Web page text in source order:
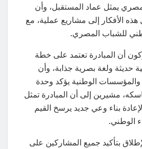
يمثل عماد المستقبل، وأن
هذه الأفكار إلى مشاريع عملية، مع
للشباب المصري.
أن المبادرة تعتمد على خطة
حديثة ولغة بصرية جذابة، وأن
الوطنية يؤكد وحدة
مشيرين إلى أن المبادرة تمثل
بناء وعي جديد يرسخ القيم
الوطني.
بتأكيد جميع المشاركين على